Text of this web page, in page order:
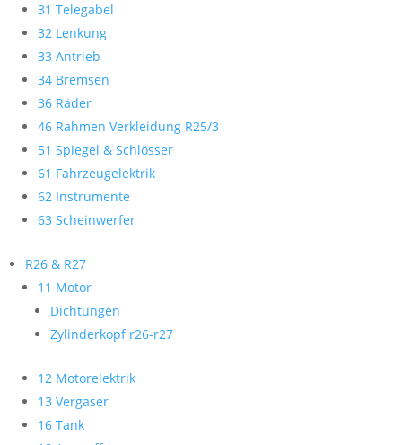
31 Telegabel
32 Lenkung
33 Antrieb
34 Bremsen
36 Räder
46 Rahmen Verkleidung R25/3
51 Spiegel & Schlösser
61 Fahrzeugelektrik
62 Instrumente
63 Scheinwerfer
R26 & R27
11 Motor
Dichtungen
Zylinderkopf r26-r27
12 Motorelektrik
13 Vergaser
16 Tank